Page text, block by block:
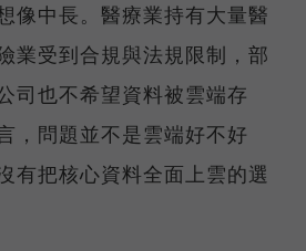
像中長。醫療業持有大量醫
業受到合規與法規限制，部
司也不希望資料被雲端存
，問題並不是雲端好不好
有把核心資料全面上雲的選